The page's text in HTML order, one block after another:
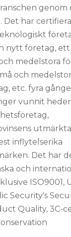
Det har
nytt företag,
medelstora
och
etc. fyra
vunnit
inflytelserika
Det har
och
ISO9001,
Security's
Quality, 3C-